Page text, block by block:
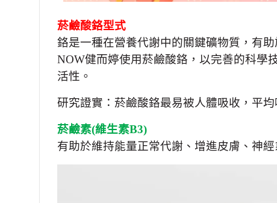
菸鹼酸鉻型式
鉻是一種在營養代謝中的關鍵礦物質，有助
NOW健而婷使用菸鹼酸鉻，以完善的科學
活性。
研究證實：菸鹼酸鉻最易被人體吸收，平
菸鹼素(維生素B3)
有助於維持能量正常代謝、增進皮膚、神